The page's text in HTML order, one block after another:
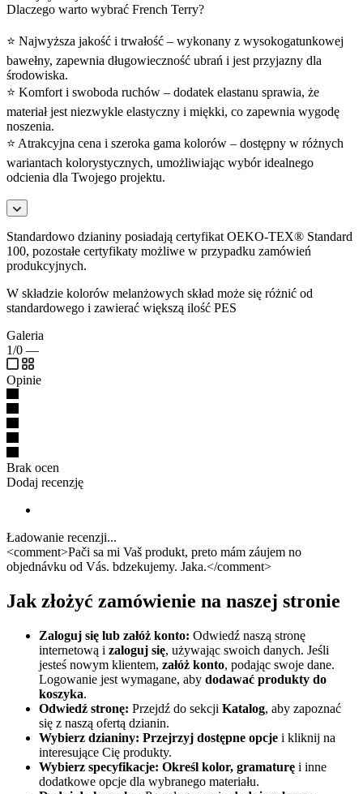
Dlaczego warto wybrać French Terry?
⭐ Najwyższa jakość i trwałość – wykonany z wysokogatunkowej
bawełny, zapewnia długowieczność ubrań i jest przyjazny dla
środowiska.
⭐ Komfort i swoboda ruchów – dodatek elastanu sprawia, że
materiał jest niezwykle elastyczny i miękki, co zapewnia wygodę
noszenia.
⭐ Atrakcyjna cena i szeroka gama kolorów – dostępny w różnych
wariantach kolorystycznych, umożliwiając wybór idealnego
odcienia dla Twojego projektu.
Standardowo dzianiny posiadają certyfikat OEKO-TEX® Standard
100, pozostałe certyfikaty możliwe w przypadku zamówień
produkcyjnych.
W składzie kolorów melanżowych skład może się różnić od
standardowego i zawierać większą ilość PES
Galeria
1/0 —
Opinie
Brak ocen
Dodaj recenzję
Ładowanie recenzji...
<comment>Pači sa mi Vaš produkt, preto mám záujem no
objednávku od Vás. bdzekujemy. Jaka.</comment>
Jak złożyć zamówienie na naszej stronie
Zaloguj się lub załóż konto: Odwiedź naszą stronę
internetową i zaloguj się, używając swoich danych. Jeśli
jesteś nowym klientem, załóż konto, podając swoje dane.
Logowanie jest wymagane, aby dodawać produkty do
koszyka.
Odwiedź stronę: Przejdź do sekcji Katalog, aby zapoznać
się z naszą ofertą dzianin.
Wybierz dzianiny: Przejrzyj dostępne opcje i kliknij na
interesujące Cię produkty.
Wybierz specyfikacje: Określ kolor, gramaturę i inne
dodatkowe opcje dla wybranego materiału.